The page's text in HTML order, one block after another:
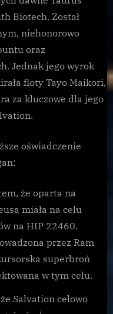
Biotech. Został
niehonorowo
oraz
Jednak jego wyrok
floty Tayo Maikori,
za kluczowe dla jego
oświadczenie
że oparta na
miała na celu
na HIP 22460.
przez Ram
superbroń
w tym celu.
Salvation celowo